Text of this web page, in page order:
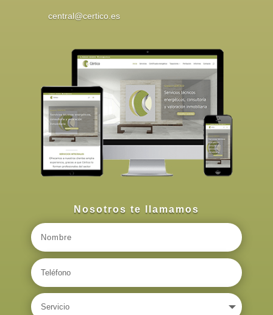
central@certico.es
Nosotros te llamamos